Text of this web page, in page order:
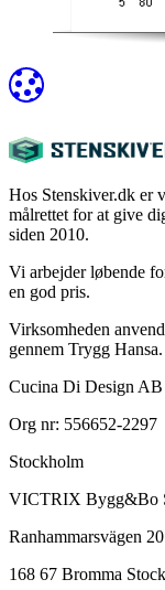
Hos Stenskiver.dk er
målrettet for at give
siden 2010.
Vi arbejder løbende
en god pris.
Virksomheden
gennem Trygg Hansa.
Cucina Di Design AB
Org nr: 556652-2297
Stockholm
VICTRIX Bygg&Bo
Ranhammarsvägen
168 67 Bromma